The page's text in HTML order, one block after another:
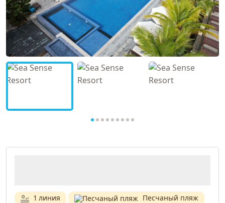
1 линия
Песчаный пляж